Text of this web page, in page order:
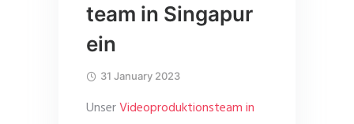
team in Singapur
ein
31 January 2023
UnserVideoproduktionsteam in